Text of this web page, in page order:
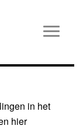
in het
hier